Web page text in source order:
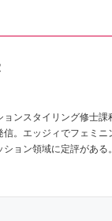
ンスタイリング修士
。エッジィでフェミ
ョン領域に定評がある。